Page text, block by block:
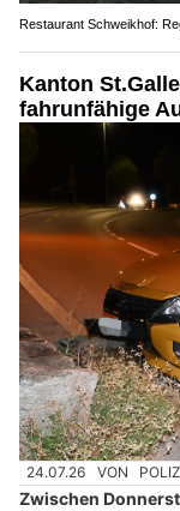
Restaurant Schweikhof:
Kanton
fahrunfähige
24.07.26 VON
Zwischen